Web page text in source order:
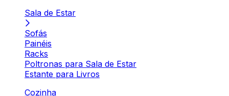
Sala de Estar
Sofás
Painéis
Racks
Poltronas para Sala de Estar
Estante para Livros
Cozinha